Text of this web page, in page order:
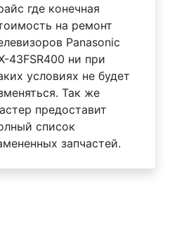
где конечная
на ремонт
Panasonic
43FSR400 ни при
условиях не будет
Так же
предоставит
список
запчастей.